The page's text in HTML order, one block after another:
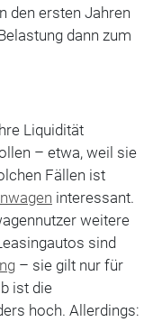
den ersten Jahren
dann zum
Liquidität
– etwa, weil sie
Fällen ist
interessant.
weitere
sind
– sie gilt nur für
ist die
hoch. Allerdings: